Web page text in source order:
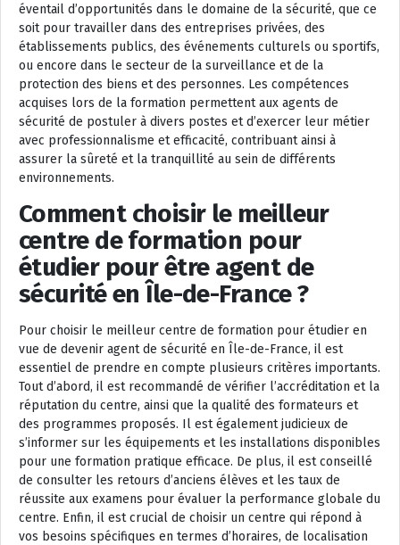
éventail d’opportunités dans le domaine de la sécurité, que ce
soit pour travailler dans des entreprises privées, des
établissements publics, des événements culturels ou sportifs,
ou encore dans le secteur de la surveillance et de la
protection des biens et des personnes. Les compétences
acquises lors de la formation permettent aux agents de
sécurité de postuler à divers postes et d’exercer leur métier
avec professionnalisme et efficacité, contribuant ainsi à
assurer la sûreté et la tranquillité au sein de différents
environnements.
Comment choisir le meilleur
centre de formation pour
étudier pour être agent de
sécurité en Île-de-France ?
Pour choisir le meilleur centre de formation pour étudier en
vue de devenir agent de sécurité en Île-de-France, il est
essentiel de prendre en compte plusieurs critères importants.
Tout d’abord, il est recommandé de vérifier l’accréditation et la
réputation du centre, ainsi que la qualité des formateurs et
des programmes proposés. Il est également judicieux de
s’informer sur les équipements et les installations disponibles
pour une formation pratique efficace. De plus, il est conseillé
de consulter les retours d’anciens élèves et les taux de
réussite aux examens pour évaluer la performance globale du
centre. Enfin, il est crucial de choisir un centre qui répond à
vos besoins spécifiques en termes d’horaires, de localisation